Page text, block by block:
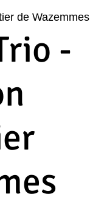
de Wazemmes
-